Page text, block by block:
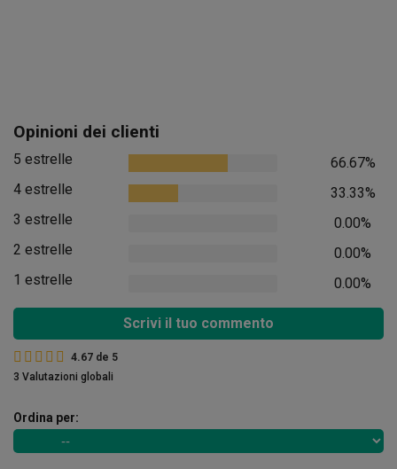
Opinioni dei clienti
5 estrelle
66.67%
4 estrelle
33.33%
3 estrelle
0.00%
2 estrelle
0.00%
1 estrelle
0.00%
Scrivi il tuo commento
4.67 de 5
3 Valutazioni globali
Ordina per: